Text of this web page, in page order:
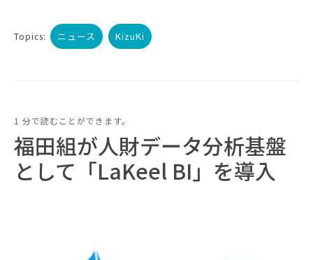
Topics: ニュース KizuKi
1 分で読むことができます。
福田組が人財データ分析基盤
として「LaKeel BI」を導入